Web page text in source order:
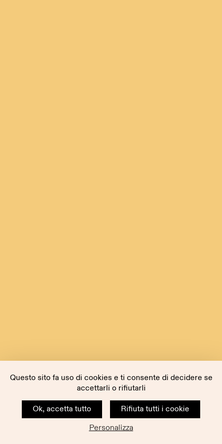
Questo sito fa uso di cookies e ti consente di decidere se
accettarli o rifiutarli
Ok, accetta tutto
Rifiuta tutti i cookie
Personalizza